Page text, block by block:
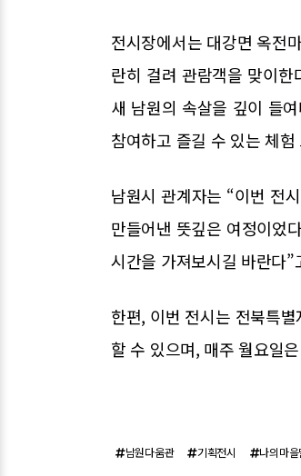
전시장에서는 대강면 옥전
란히 걸려 관람객을 맞이
새 남원의 속살을 깊이 들
참여하고 즐길 수 있는 체
남원시 관계자는 “이번 전
만들어낸 뜻깊은 여정이었
시간을 가져보시길 바란다”
한편, 이번 전시는 전북특
할 수 있으며, 매주 월요일
남원다움관 기획전시 나의마